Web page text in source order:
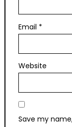
Email *
Website
Save my